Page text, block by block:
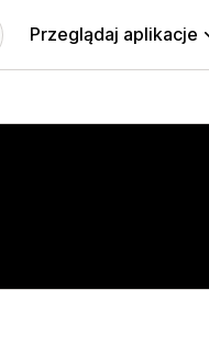
Przeglądaj aplikacje